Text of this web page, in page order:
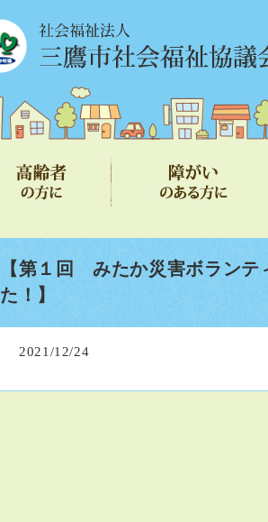
【第１回 みたか災害ボランテ
た！】
2021/12/24